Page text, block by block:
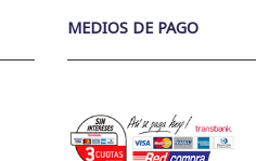
MEDIOS DE PAGO